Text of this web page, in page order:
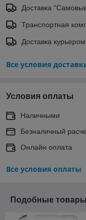
Доставка
Транспортная
Доставка
Все условия
Условия оплаты
Наличными
Безналичный
Онлайн оплата
Все условия оплаты
Подобные